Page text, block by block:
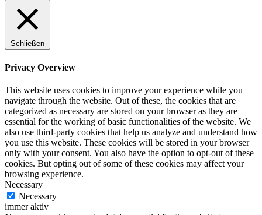
Schließen
Privacy Overview
This website uses cookies to improve your experience while you
navigate through the website. Out of these, the cookies that are
categorized as necessary are stored on your browser as they are
essential for the working of basic functionalities of the website. We
also use third-party cookies that help us analyze and understand how
you use this website. These cookies will be stored in your browser
only with your consent. You also have the option to opt-out of these
cookies. But opting out of some of these cookies may affect your
browsing experience.
Necessary
Necessary
immer aktiv